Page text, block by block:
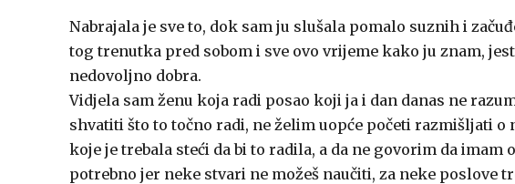
Nabrajala je sve to, dok sam ju slušala pomalo suznih i
tog trenutka pred sobom i sve ovo vrijeme kako ju znam,
nedovoljno dobra.
Vidjela sam ženu koja radi posao koji ja i dan danas ne
shvatiti što to točno radi, ne želim uopće početi razmišljati o
koje je trebala steći da bi to radila, a da ne govorim da imam
potrebno jer neke stvari ne možeš naučiti, za neke poslove